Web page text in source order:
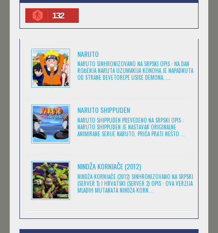
Feb 11 2023 | Gledaj »
.HACK//SIGN
Feb 11 2023 |Gledaj »
BEM
DARWIN'S GAME
Komedija Kratkometrazni
magija
Misterija (7)
Naučna Fantastika Nickelodeon (11)
Romantika Serija
Sinhronizovano (400) Škola (1)
Sport (11) Srpski (507)
Srpski. (1) Srpski. Yugioh (1)
Strašne priče za
plašljivu decu
(1)
Titlovano
Triler (1)
Yu-Gi-Oh! Zexal (1) Za decu (3)
132
NARUTO
NARUTO SINHRONIZOVANO NA SRPSKI OPIS : NA DAN
ROĐENJA NARUTA UZUMAKIJA KONOHA JE NAPADNUTA
OD STRANE DEVETOREPE LISICE DEMONA. ...
NARUTO SHIPPUDEN
NARUTO SHIPPUDEN PREVEDENO NA SRPSKI OPIS :
NARUTO SHIPPUDEN JE NASTAVAK ORIGINALNE
ANIMIRANE SERIJE NARUTO. PRIČA PRATI NEŠTO ...
NINDŽA KORNJAČE (2012)
NINDŽA KORNJAČE (2012) SINHRONIZOVANO NA SRPSKI
(SERVER 1) I HRVATSKI (SERVER 2) OPIS : OVA VERZIJA
MLADIH MUTANATA NINDŽA KORN...